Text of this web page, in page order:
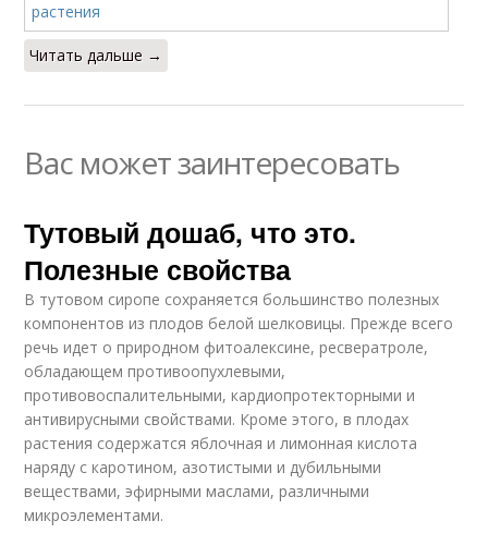
Читать дальше →
Вас может заинтересовать
Тутовый дошаб, что это.
Полезные свойства
В тутовом сиропе сохраняется большинство полезных
компонентов из плодов белой шелковицы. Прежде всего
речь идет о природном фитоалексине, ресвератроле,
обладающем противоопухлевыми,
противовоспалительными, кардиопротекторными и
антивирусными свойствами. Кроме этого, в плодах
растения содержатся яблочная и лимонная кислота
наряду с каротином, азотистыми и дубильными
веществами, эфирными маслами, различными
микроэлементами.